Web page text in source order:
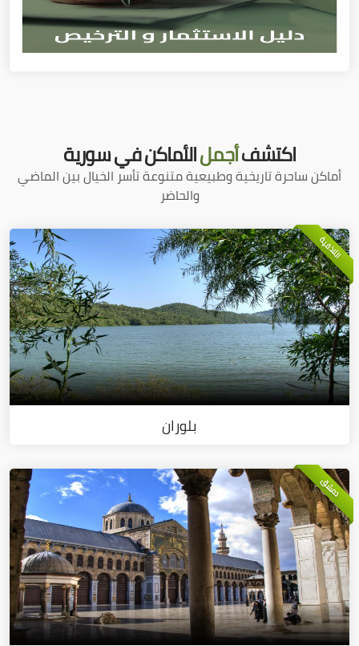
اكتشفأجملالأماكن في سورية
أماكن ساحرة تاريخية وطبيعية متنوعة تأسر الخيال بين الماضي
والحاضر
اللاذقية
بلوران
دمشق